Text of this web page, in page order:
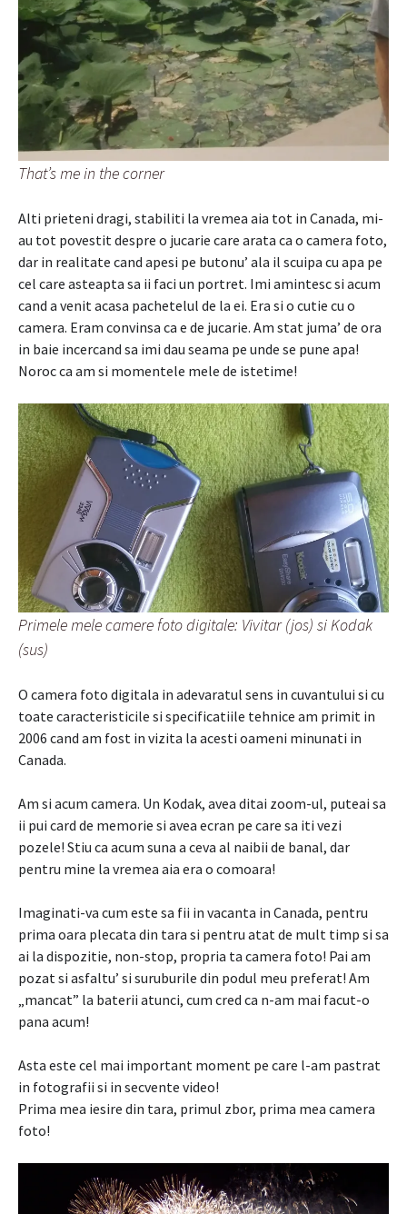
That’s me in the corner
Alti prieteni dragi, stabiliti la vremea aia tot in Canada, mi-
au tot povestit despre o jucarie care arata ca o camera foto,
dar in realitate cand apesi pe butonu’ ala il scuipa cu apa pe
cel care asteapta sa ii faci un portret. Imi amintesc si acum
cand a venit acasa pachetelul de la ei. Era si o cutie cu o
camera. Eram convinsa ca e de jucarie. Am stat juma’ de ora
in baie incercand sa imi dau seama pe unde se pune apa!
Noroc ca am si momentele mele de istetime!
Primele mele camere foto digitale: Vivitar (jos) si Kodak
(sus)
O camera foto digitala in adevaratul sens in cuvantului si cu
toate caracteristicile si specificatiile tehnice am primit in
2006 cand am fost in vizita la acesti oameni minunati in
Canada.
Am si acum camera. Un Kodak, avea ditai zoom-ul, puteai sa
ii pui card de memorie si avea ecran pe care sa iti vezi
pozele! Stiu ca acum suna a ceva al naibii de banal, dar
pentru mine la vremea aia era o comoara!
Imaginati-va cum este sa fii in vacanta in Canada, pentru
prima oara plecata din tara si pentru atat de mult timp si sa
ai la dispozitie, non-stop, propria ta camera foto! Pai am
pozat si asfaltu’ si suruburile din podul meu preferat! Am
„mancat” la baterii atunci, cum cred ca n-am mai facut-o
pana acum!
Asta este cel mai important moment pe care l-am pastrat
in fotografii si in secvente video!
Prima mea iesire din tara, primul zbor, prima mea camera
foto!